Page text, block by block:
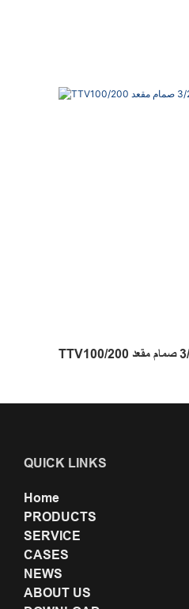
QUICK LINKS
Home
PRODUCTS
SERVICE
CASES
NEWS
ABOUT US